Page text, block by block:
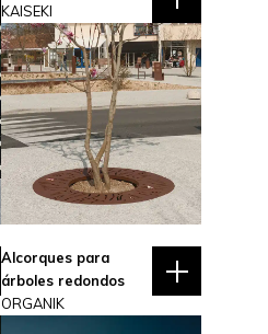
KAISEKI
Alcorques para
árboles redondos
ORGANIK